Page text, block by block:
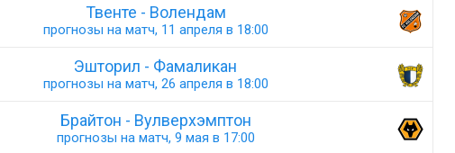
Твенте - Волендам
прогнозы на матч, 11 апреля в 18:00
Эшторил - Фамаликан
прогнозы на матч, 26 апреля в 18:00
Брайтон - Вулверхэмптон
прогнозы на матч, 9 мая в 17:00